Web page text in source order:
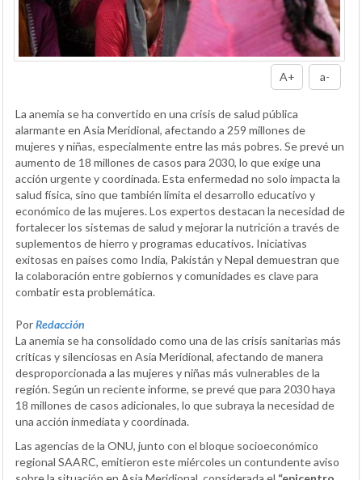
A+ a-
La anemia se ha convertido en una crisis de salud pública
alarmante en Asia Meridional, afectando a 259 millones de
mujeres y niñas, especialmente entre las más pobres. Se prevé un
aumento de 18 millones de casos para 2030, lo que exige una
acción urgente y coordinada. Esta enfermedad no solo impacta la
salud física, sino que también limita el desarrollo educativo y
económico de las mujeres. Los expertos destacan la necesidad de
fortalecer los sistemas de salud y mejorar la nutrición a través de
suplementos de hierro y programas educativos. Iniciativas
exitosas en países como India, Pakistán y Nepal demuestran que
la colaboración entre gobiernos y comunidades es clave para
combatir esta problemática.
PorRedacción
La anemia se ha consolidado como una de las crisis sanitarias más
críticas y silenciosas en Asia Meridional, afectando de manera
desproporcionada a las mujeres y niñas más vulnerables de la
región. Según un reciente informe, se prevé que para 2030 haya
18 millones de casos adicionales, lo que subraya la necesidad de
una acción inmediata y coordinada.
Las agencias de la ONU, junto con el bloque socioeconómico
regional SAARC, emitieron este miércoles un contundente aviso